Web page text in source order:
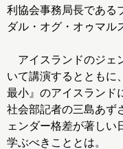
利協会事務局長である
ダル・オグ・オゥマル
アイスランドのジェ
いて講演するとともに
最小』のアイスランド
社会部記者の三島あず
ェンダー格差が著しい
学ぶべきこととは。